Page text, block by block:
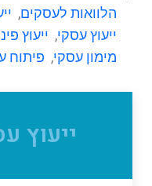
ייעוץ
הלוואות לעסקים,
ייעוץ עסקי, ייעוץ
מימון עסקי, פיתוח